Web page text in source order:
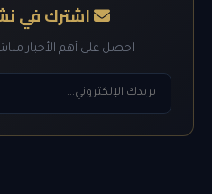
اشترك في
احصل على أهم الأخبار